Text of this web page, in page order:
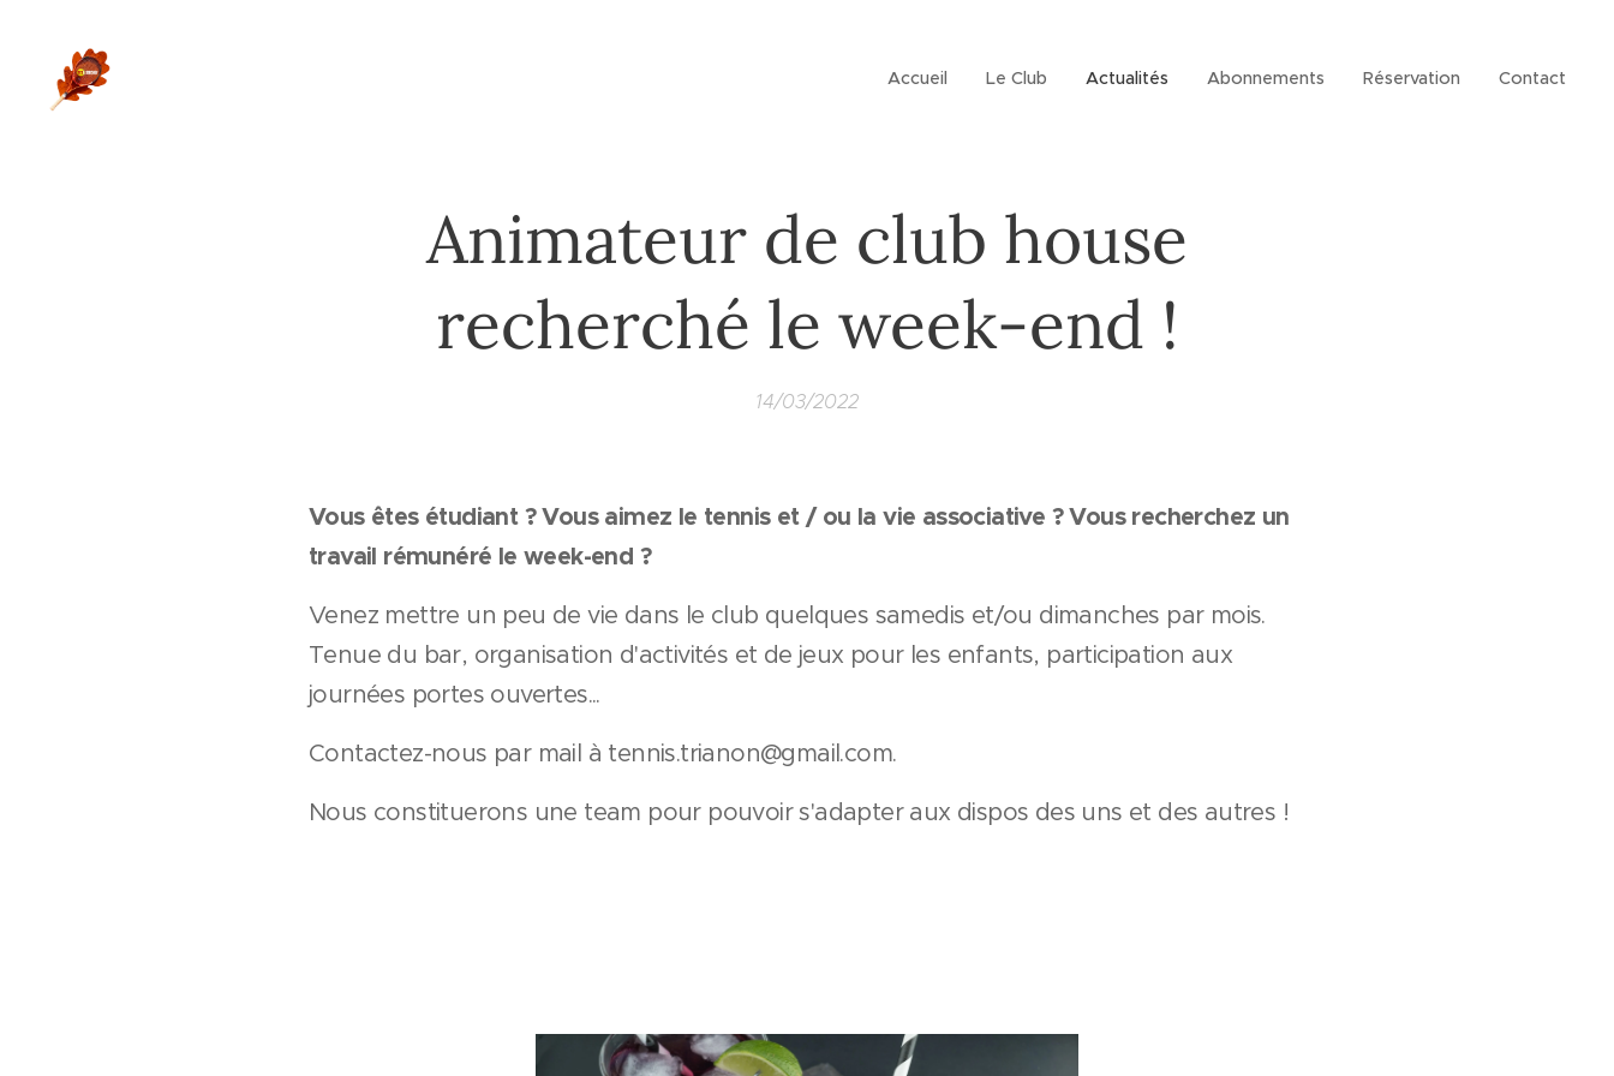
Accueil Le Club Actualités Abonnements Réservation Contact
Animateur de club house
recherché le week-end !
14/03/2022
Vous êtes étudiant ? Vous aimez le tennis et / ou la vie associative ? Vous recherchez un
travail rémunéré le week-end ?
Venez mettre un peu de vie dans le club quelques samedis et/ou dimanches par mois.
Tenue du bar, organisation d'activités et de jeux pour les enfants, participation aux
journées portes ouvertes...
Contactez-nous par mail à tennis.trianon@gmail.com.
Nous constituerons une team pour pouvoir s'adapter aux dispos des uns et des autres !